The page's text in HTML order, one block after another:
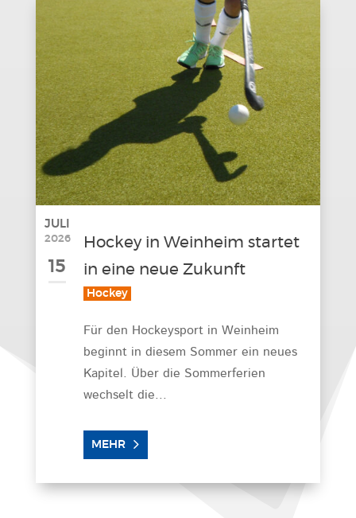
JULI
2026
15
Hockey in Weinheim startet
in eine neue Zukunft
Hockey
Für den Hockeysport in Weinheim
beginnt in diesem Sommer ein neues
Kapitel. Über die Sommerferien
wechselt die...
MEHR